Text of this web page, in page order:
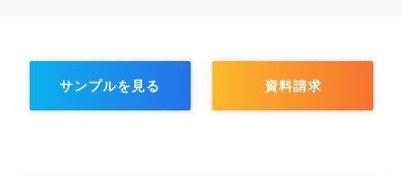
サンプルを見る 資料請求